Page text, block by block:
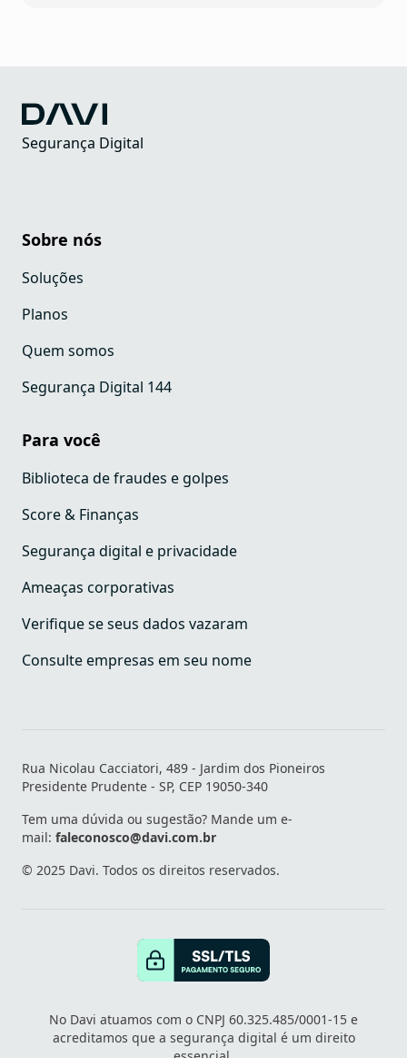
Segurança Digital
Sobre nós
Soluções
Planos
Quem somos
Segurança Digital 144
Para você
Biblioteca de fraudes e golpes
Score & Finanças
Segurança digital e privacidade
Ameaças corporativas
Verifique se seus dados vazaram
Consulte empresas em seu nome
Rua Nicolau Cacciatori, 489 - Jardim dos Pioneiros
Presidente Prudente - SP, CEP 19050-340
Tem uma dúvida ou sugestão? Mande um e-
mail: faleconosco@davi.com.br
© 2025 Davi. Todos os direitos reservados.
No Davi atuamos com o CNPJ 60.325.485/0001-15 e
acreditamos que a segurança digital é um direito